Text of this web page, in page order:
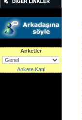
Anketler
Ankete Katıl